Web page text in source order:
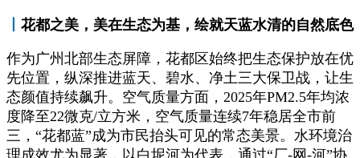
花都之美，美在生态为基，绘就天蓝水清的自然底色
作为广州北部生态屏障，花都区始终把生态保护放在优
先位置，纵深推进蓝天、碧水、净土三大保卫战，让生
态颜值持续飙升。空气质量方面，2025年PM2.5年均浓
度降至22微克/立方米，空气质量连续7年稳居全市前
三，“花都蓝”成为市民抬头可见的常态美景。水环境治
理成效尤为显著，以白坭河为代表，通过“厂-网-河”协